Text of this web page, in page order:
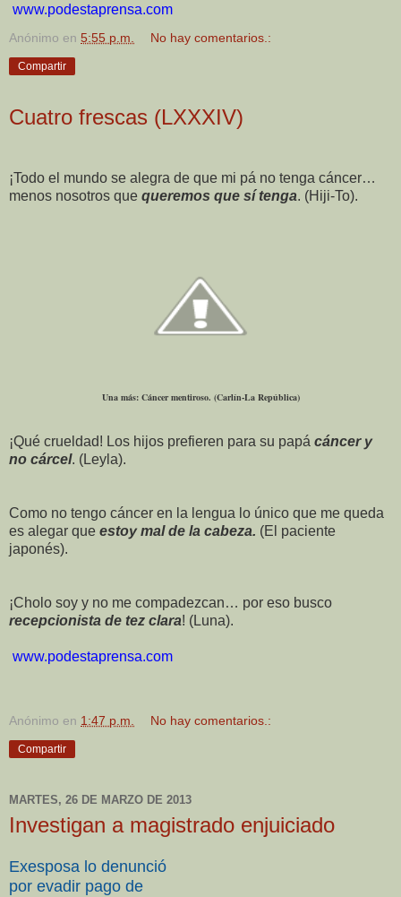
www.podestaprensa.com
Anónimo en 5:55 p.m. No hay comentarios.:
Compartir
Cuatro frescas (LXXXIV)
¡Todo el mundo se alegra de que mi pá no tenga cáncer…
menos nosotros que queremos que sí tenga. (Hiji-To).
Una más: Cáncer mentiroso. (Carlín-La República)
¡Qué crueldad! Los hijos prefieren para su papá cáncer y
no cárcel. (Leyla).
Como no tengo cáncer en la lengua lo único que me queda
es alegar que estoy mal de la cabeza. (El paciente
japonés).
¡Cholo soy y no me compadezcan… por eso busco
recepcionista de tez clara! (Luna).
www.podestaprensa.com
Anónimo en 1:47 p.m. No hay comentarios.:
Compartir
MARTES, 26 DE MARZO DE 2013
Investigan a magistrado enjuiciado
Exesposa lo denunció
por evadir pago de